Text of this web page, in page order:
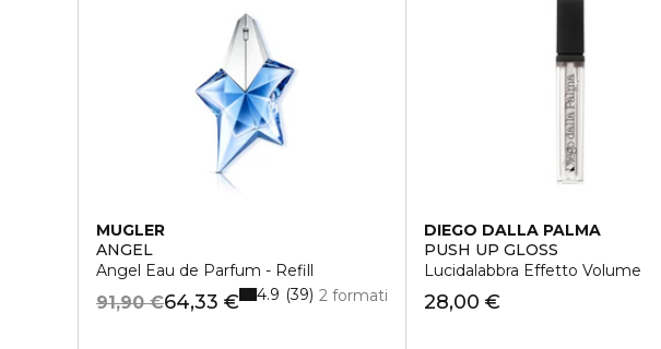
MUGLER
ANGEL
Angel Eau de Parfum - Refill
64,33 €
91,90 € 2 formati
4.9 39
DIEGO DALLA PALMA
PUSH UP GLOSS
Lucidalabbra Effetto Volume
28,00 €